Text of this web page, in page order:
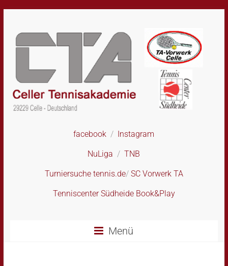
content
Tennisakademie
facebook / Instagram
NuLiga /TNB
Turniersuche tennis.de/ SC Vorwerk TA
Tenniscenter Südheide Book&Play
Menü